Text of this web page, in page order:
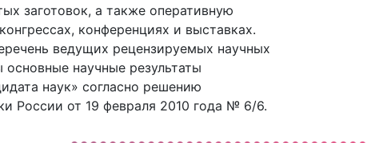
заготовок, а также оперативную
конференциях и выставках.
ведущих рецензируемых научных
научные результаты
наук» согласно решению
России от 19 февраля 2010 года № 6/6.